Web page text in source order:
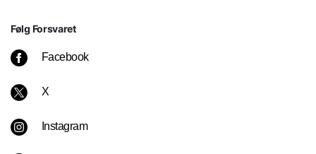
Følg Forsvaret
Facebook
X
Instagram